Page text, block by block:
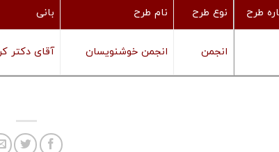
طرح نوع طرح نام طرح بانی
انجمن انجمن خوشنویسان آقای دکتر